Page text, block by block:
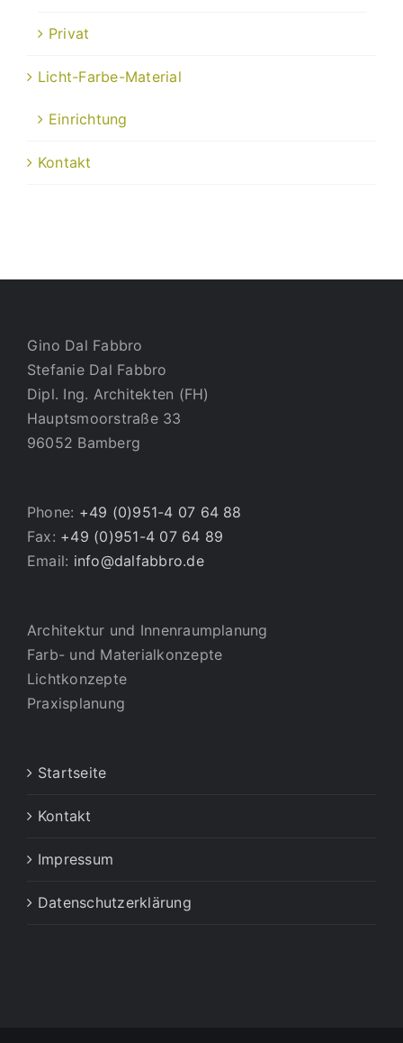
Privat
Licht-Farbe-Material
Einrichtung
Kontakt
Gino Dal Fabbro
Stefanie Dal Fabbro
Dipl. Ing. Architekten (FH)
Hauptsmoorstraße 33
96052 Bamberg
Phone: +49 (0)951-4 07 64 88
Fax: +49 (0)951-4 07 64 89
Email: info@dalfabbro.de
Architektur und Innenraumplanung
Farb- und Materialkonzepte
Lichtkonzepte
Praxisplanung
Startseite
Kontakt
Impressum
Datenschutzerklärung